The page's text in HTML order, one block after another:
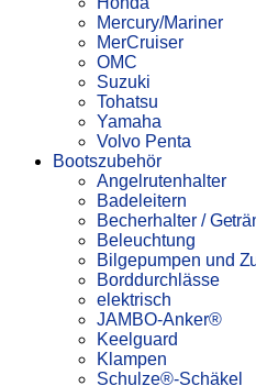
Mercury/Mariner
MerCruiser
OMC
Suzuki
Tohatsu
Yamaha
Volvo Penta
Bootszubehör
Angelrutenhalter
Badeleitern
Becherhalter /
Beleuchtung
Bilgepumpen und
Borddurchlässe
elektrisch
JAMBO-Anker®
Keelguard
Klampen
Schulze®-Schäkel